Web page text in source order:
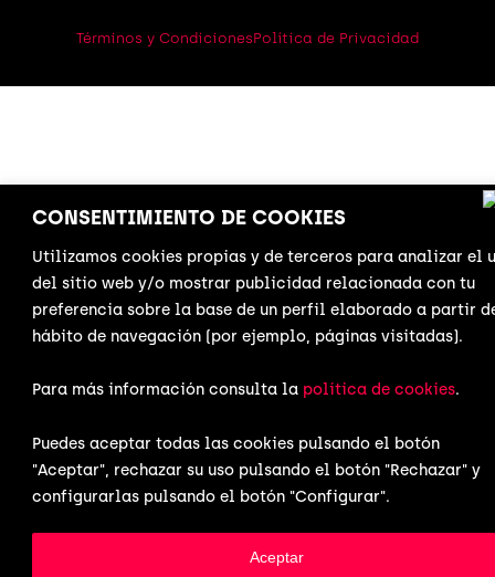
CONSENTIMIENTO DE COOKIES
Utilizamos cookies propias y de terceros para analizar el
del sitio web y/o mostrar publicidad relacionada con tu
preferencia sobre la base de un perfil elaborado a partir
hábito de navegación (por ejemplo, páginas visitadas).
Para más información consulta la política de cookies.
Puedes aceptar todas las cookies pulsando el botón
"Aceptar", rechazar su uso pulsando el botón "Rechazar" y
configurarlas pulsando el botón "Configurar".
Aceptar
Términos y CondicionesPolítica de Privacidad